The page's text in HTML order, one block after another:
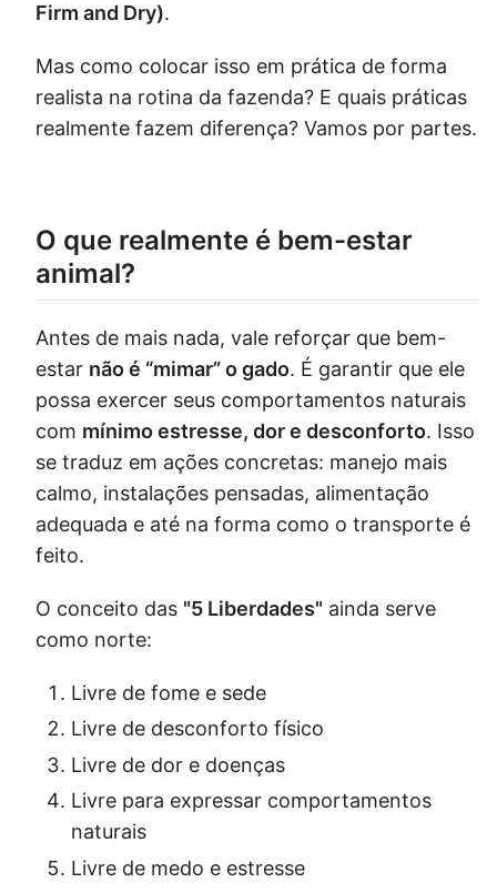
Firm and Dry).
Mas como colocar isso em prática de forma
realista na rotina da fazenda? E quais práticas
realmente fazem diferença? Vamos por partes.
O que realmente é bem-estar
animal?
Antes de mais nada, vale reforçar que bem-
estar não é “mimar” o gado. É garantir que ele
possa exercer seus comportamentos naturais
com mínimo estresse, dor e desconforto. Isso
se traduz em ações concretas: manejo mais
calmo, instalações pensadas, alimentação
adequada e até na forma como o transporte é
feito.
O conceito das "5 Liberdades" ainda serve
como norte:
Livre de fome e sede
Livre de desconforto físico
Livre de dor e doenças
Livre para expressar comportamentos
naturais
Livre de medo e estresse